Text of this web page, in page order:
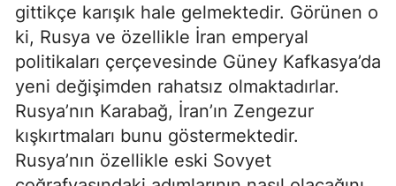
gittikçe karışık hale gelmektedir. Görünen o
ki, Rusya ve özellikle İran emperyal
politikaları çerçevesinde Güney Kafkasya’da
yeni değişimden rahatsız olmaktadırlar.
Rusya’nın Karabağ, İran’ın Zengezur
kışkırtmaları bunu göstermektedir.
Rusya’nın özellikle eski Sovyet